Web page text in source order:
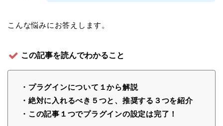
こんな悩みにお答えします。
この記事を読んでわかること
・プラグインについて１から解説
・絶対に入れるべき５つと、推奨する３つを紹介
・この記事１つでプラグインの設定は完了！